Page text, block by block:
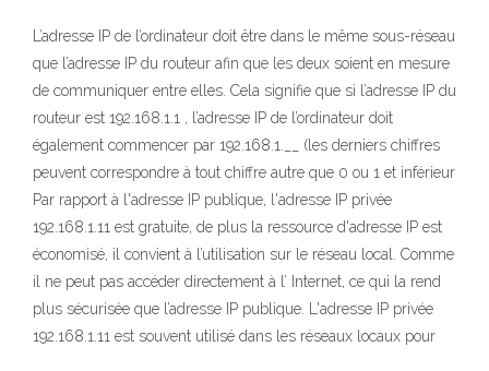
L’adresse IP de l’ordinateur doit être dans le même sous-réseau
que l’adresse IP du routeur afin que les deux soient en mesure
de communiquer entre elles. Cela signifie que si l’adresse IP du
routeur est 192.168.1.1 , l’adresse IP de l’ordinateur doit
également commencer par 192.168.1.__ (les derniers chiffres
peuvent correspondre à tout chiffre autre que 0 ou 1 et inférieur
Par rapport à l'adresse IP publique, l'adresse IP privée
192.168.1.11 est gratuite, de plus la ressource d'adresse IP est
économisé, il convient à l’utilisation sur le réseau local. Comme
il ne peut pas accéder directement à l’ Internet, ce qui la rend
plus sécurisée que l’adresse IP publique. L'adresse IP privée
192.168.1.11 est souvent utilisé dans les réseaux locaux pour